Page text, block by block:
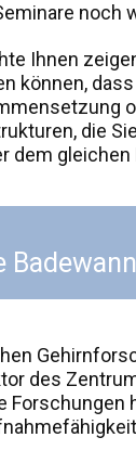
noch
Ihnen
können,
die
dem gleichen
des